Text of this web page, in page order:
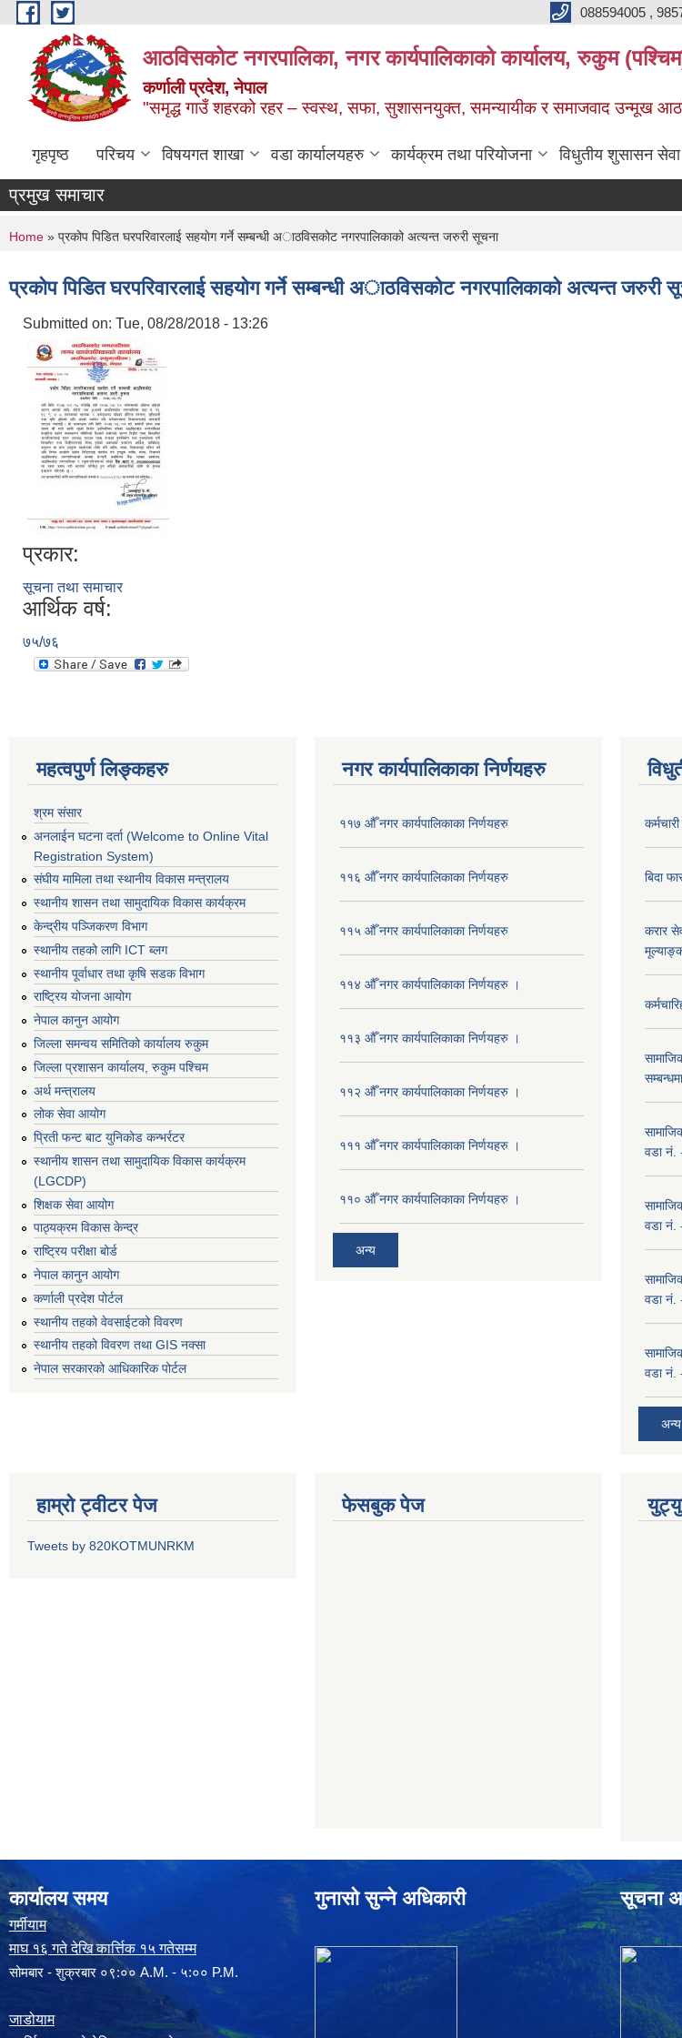
Skip to main content 088594005 ,
आठविसकोट नगरपालिका, नगर कार्यपालिकाको कार्यालय, रुकुम
कर्णाली प्रदेश, नेपाल
"समृद्ध गाउँ शहरको रहर – स्वस्थ, सफा, सुशासनयुक्त, समन्यायीक र समाजवाद उन्मूख
गृहपृष्ठ परिचय विषयगत शाखा वडा कार्यालयहरु कार्यक्रम तथा परियोजना विधुतीय शुसासन सेवा
प्रमुख समाचार
You are here
Home » प्रकोप पिडित घरपरिवारलाई सहयाेग गर्ने सम्बन्धी अाठविसकोट नगरपालिकाको अत्यन्त जरुरी सूचना
प्रकोप पिडित घरपरिवारलाई सहयाेग गर्ने सम्बन्धी अाठविसकोट नगरपालिकाको अत्यन्त जरुरी
Submitted on: Tue, 08/28/2018 - 13:26
प्रकार:
सूचना तथा समाचार
आर्थिक वर्ष:
७५/७६
महत्वपुर्ण लिङ्कहरु
श्रम संसार
अनलाईन घटना दर्ता (Welcome to Online Vital
Registration System)
संघीय मामिला तथा स्थानीय विकास मन्त्रालय
स्थानीय शासन तथा सामुदायिक विकास कार्यक्रम
केन्द्रीय पञ्जिकरण विभाग
स्थानीय तहको लागि ICT ब्लग
स्थानीय पूर्वाधार तथा कृषि सडक विभाग
राष्ट्रिय योजना आयोग
नेपाल कानुन आयोग
जिल्ला समन्वय समितिको कार्यालय रुकुम
जिल्ला प्रशासन कार्यालय, रुकुम पश्चिम
अर्थ मन्त्रालय
लोक सेवा आयोग
प्रिती फन्ट बाट युनिकोड कन्भर्रटर
स्थानीय शासन तथा सामुदायिक विकास कार्यक्रम
(LGCDP)
शिक्षक सेवा आयोग
पाठ्यक्रम विकास केन्द्र
राष्ट्रिय परीक्षा बोर्ड
नेपाल कानुन आयोग
कर्णाली प्रदेश पोर्टल
स्थानीय तहको वेवसाईटको विवरण
स्थानीय तहको विवरण तथा GIS नक्सा
नेपाल सरकारको आधिकारिक पोर्टल
नगर कार्यपालिकाका निर्णयहरु
११७ औँ नगर कार्यपालिकाका निर्णयहरु
११६ औँ नगर कार्यपालिकाका निर्णयहरु
११५ औँ नगर कार्यपालिकाका निर्णयहरु
११४ औँ नगर कार्यपालिकाका निर्णयहरु ।
११३ औँ नगर कार्यपालिकाका निर्णयहरु ।
११२ औँ नगर कार्यपालिकाका निर्णयहरु ।
१११ औँ नगर कार्यपालिकाका निर्णयहरु ।
११० औँ नगर कार्यपालिकाका निर्णयहरु ।
अन्य
बिदा
करार
सम्बन्धमा
वडा नं.
वडा नं.
वडा नं.
वडा नं.
अन्य
हाम्रो ट्वीटर पेज
Tweets by 820KOTMUNRKM
फेसबुक पेज
कार्यालय समय
गर्मीयाम
माघ १६ गते देखि कार्त्तिक १५ गतेसम्म
सोमबार - शुक्रबार ०९:०० A.M. - ५:०० P.M.
जाडोयाम
गुनासो सुन्ने अधिकारी सूचना